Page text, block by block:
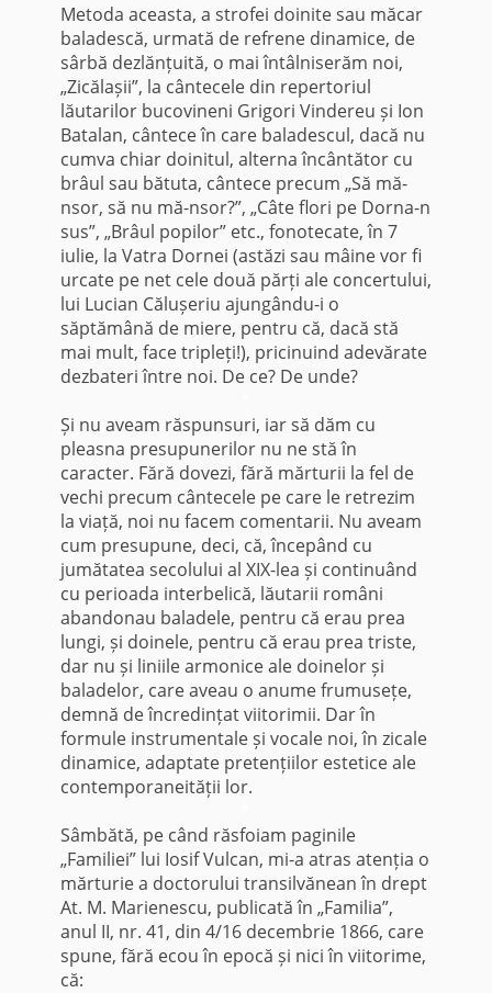
Metoda aceasta, a strofei doinite sau măcar
baladescă, urmată de refrene dinamice, de
sârbă dezlănțuită, o mai întâlniserăm noi,
„Zicălașii”, la cântecele din repertoriul
lăutarilor bucovineni Grigori Vindereu și Ion
Batalan, cântece în care baladescul, dacă nu
cumva chiar doinitul, alterna încântător cu
brâul sau bătuta, cântece precum „Să mă-
nsor, să nu mă-nsor?”, „Câte flori pe Dorna-n
sus”, „Brâul popilor” etc., fonotecate, în 7
iulie, la Vatra Dornei (astăzi sau mâine vor fi
urcate pe net cele două părți ale concertului,
lui Lucian Călușeriu ajungându-i o
săptămână de miere, pentru că, dacă stă
mai mult, face tripleți!), pricinuind adevărate
dezbateri între noi. De ce? De unde?
Și nu aveam răspunsuri, iar să dăm cu
pleasna presupunerilor nu ne stă în
caracter. Fără dovezi, fără mărturii la fel de
vechi precum cântecele pe care le retrezim
la viață, noi nu facem comentarii. Nu aveam
cum presupune, deci, că, începând cu
jumătatea secolului al XIX-lea și continuând
cu perioada interbelică, lăutarii români
abandonau baladele, pentru că erau prea
lungi, și doinele, pentru că erau prea triste,
dar nu și liniile armonice ale doinelor și
baladelor, care aveau o anume frumusețe,
demnă de încredințat viitorimii. Dar în
formule instrumentale și vocale noi, în zicale
dinamice, adaptate pretențiilor estetice ale
contemporaneității lor.
Sâmbătă, pe când răsfoiam paginile
„Familiei” lui Iosif Vulcan, mi-a atras atenția o
mărturie a doctorului transilvănean în drept
At. M. Marienescu, publicată în „Familia”,
anul II, nr. 41, din 4/16 decembrie 1866, care
spune, fără ecou în epocă și nici în viitorime,
că: